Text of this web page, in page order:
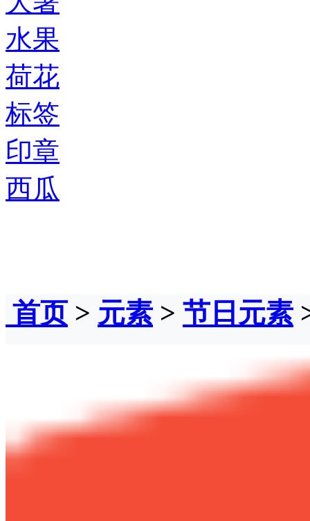
水果
荷花
标签
印章
西瓜
首页> 元素 > 节日元素